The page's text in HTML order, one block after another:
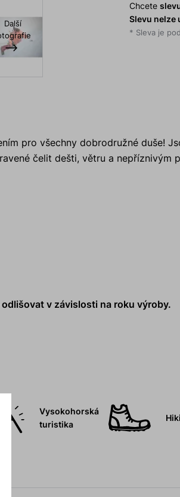
Další
Chcete
Slevu nelze
* Sleva je
pro všechny dobrodružné duše!
čelit dešti, větru a nepříznivým
v závislosti na roku výroby.
Vysokohorská
turistika